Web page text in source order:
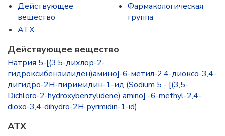
Действующее
вещество
ATX
Фармакологическая
группа
Действующее вещество
Натрия 5-[(3,5-дихлор-2-
гидроксибензилиден)амино]-6-метил-2,4-диоксо-3,4-
дигидро-2Н-пиримидин-1-ид (Sodium 5 - [(3,5-
Dichloro-2-hydroxybenzylidene) amino] -6-methyl-2,4-
dioxo-3,4-dihydro-2H-pyrimidin-1-id)
ATX